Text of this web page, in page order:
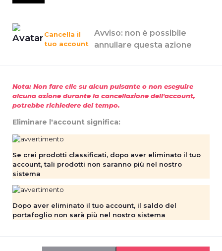
Cancella il
tuo account
Avviso: non è possibile
annullare questa azione
Nota: Non fare clic su alcun pulsante o non eseguire
alcuna azione durante la cancellazione dell'account,
potrebbe richiedere del tempo.
Eliminare l'account significa:
Se crei prodotti classificati, dopo aver eliminato il tuo
account, tali prodotti non saranno più nel nostro
sistema
Dopo aver eliminato il tuo account, il saldo del
portafoglio non sarà più nel nostro sistema